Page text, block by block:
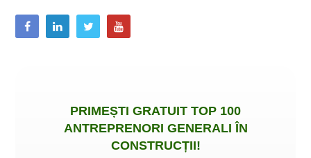
PRIMEȘTI GRATUIT TOP 100
ANTREPRENORI GENERALI ÎN
CONSTRUCȚII!